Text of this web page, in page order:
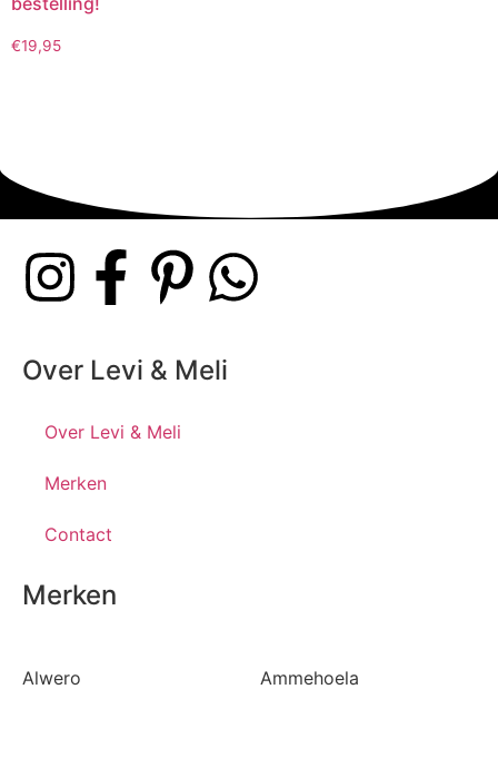
€19,95
Over Levi & Meli
Over Levi & Meli
Merken
Contact
Merken
Alwero Ammehoela